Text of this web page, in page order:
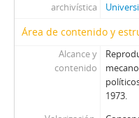
archivística
Área de contenido y
Alcance y
contenido
1973.